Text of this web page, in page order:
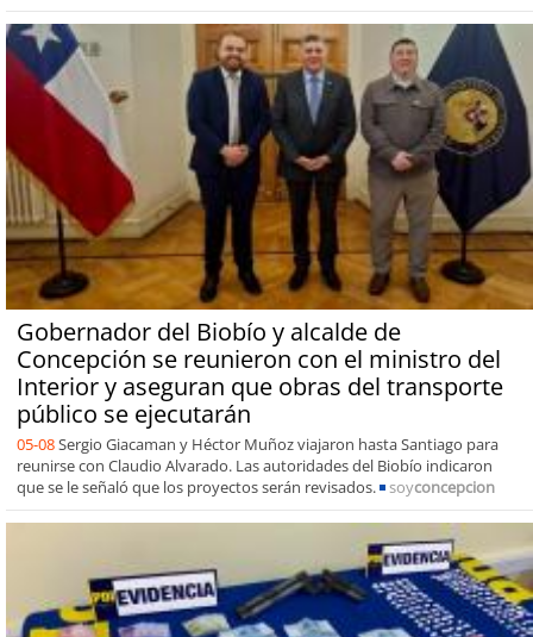
Gobernador del Biobío y alcalde de
Concepción se reunieron con el ministro del
Interior y aseguran que obras del transporte
público se ejecutarán
05-08Sergio Giacaman y Héctor Muñoz viajaron hasta Santiago para
reunirse con Claudio Alvarado. Las autoridades del Biobío indicaron
que se le señaló que los proyectos serán revisados.
soyconcepcion